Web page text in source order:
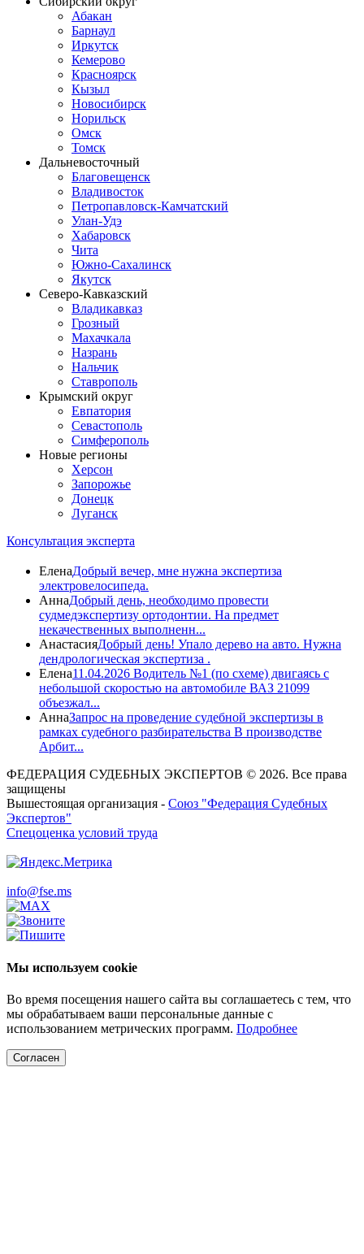
Абакан
Барнаул
Иркутск
Кемерово
Красноярск
Кызыл
Новосибирск
Норильск
Омск
Томск
Дальневосточный
Благовещенск
Владивосток
Петропавловск-Камчатский
Улан-Удэ
Хабаровск
Чита
Южно-Сахалинск
Якутск
Северо-Кавказский
Владикавказ
Грозный
Махачкала
Назрань
Нальчик
Ставрополь
Крымский округ
Евпатория
Севастополь
Симферополь
Новые регионы
Херсон
Запорожье
Донецк
Луганск
Консультация эксперта
ЕленаДобрый вечер, мне нужна экспертиза
электровелосипеда.
АннаДобрый день, необходимо провести
судмедэкспертизу ортодонтии. На предмет
некачественных выполненн...
АнастасияДобрый день! Упало дерево на авто. Нужна
дендрологическая экспертиза .
Елена11.04.2026 Водитель №1 (по схеме) двигаясь с
небольшой скоростью на автомобиле ВАЗ 21099
объезжал...
АннаЗапрос на проведение судебной экспертизы в
рамках судебного разбирательства В производстве
Арбит...
ФЕДЕРАЦИЯ СУДЕБНЫХ ЭКСПЕРТОВ © 2026. Все права
защищены
Вышестоящая организация - Союз "Федерация Судебных
Экспертов"
Спецоценка условий труда
info@fse.ms
Мы используем cookie
Во время посещения нашего сайта вы соглашаетесь с тем, что
мы обрабатываем ваши персональные данные с
использованием метрических программ. Подробнее
Согласен